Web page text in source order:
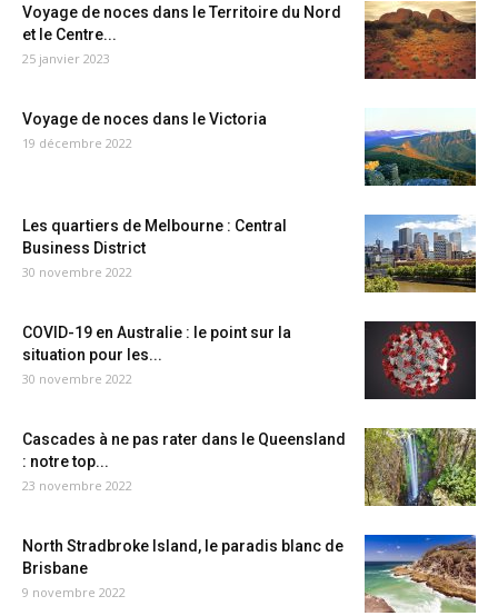
Voyage de noces dans le Territoire du Nord
et le Centre...
25 janvier 2023
Voyage de noces dans le Victoria
19 décembre 2022
Les quartiers de Melbourne : Central
Business District
30 novembre 2022
COVID-19 en Australie : le point sur la
situation pour les...
30 novembre 2022
Cascades à ne pas rater dans le Queensland
: notre top...
23 novembre 2022
North Stradbroke Island, le paradis blanc de
Brisbane
9 novembre 2022